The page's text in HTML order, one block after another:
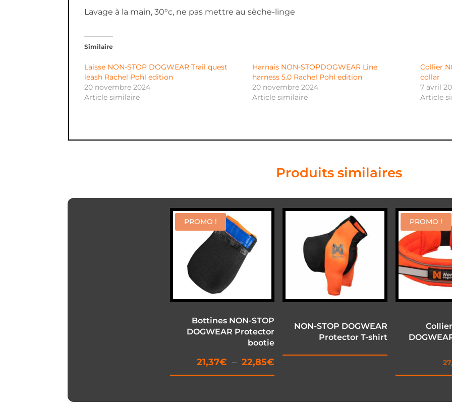
Lavage à la main, 30°c, ne pas mettre au sèche-linge
Similaire
Laisse NON-STOP DOGWEAR Trail quest
leash Rachel Pohl edition
20 novembre 2024
Article similaire
Harnais NON-STOPDOGWEAR Line
harness 5.0 Rachel Pohl edition
20 novembre 2024
Article similaire
Collier
collar
7 avril
Article
Produits similaires
PROMO !
Bottines NON-STOP
DOGWEAR Protector
bootie
21,37€ – 22,85€
de
NON-STOP DOGWEAR
Protector T-shirt
PROMO !